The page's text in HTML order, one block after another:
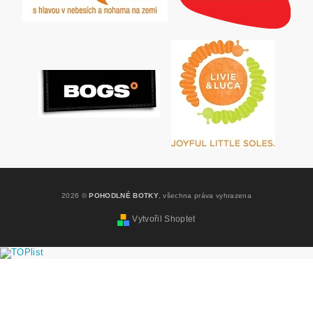
2026 ©POHODLNÉ BOTKY, všechna práva vyhrazena
Vytvořil Shoptet